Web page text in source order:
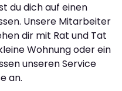
du dich auf einen
Unsere Mitarbeiter
dir mit Rat und Tat
Wohnung oder ein
unseren Service
an.